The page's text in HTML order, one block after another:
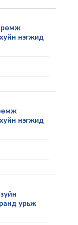
нэгжид
нэгжид
урьж